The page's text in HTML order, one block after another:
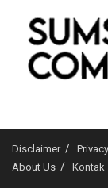
Disclaimer
About Us
Kontak